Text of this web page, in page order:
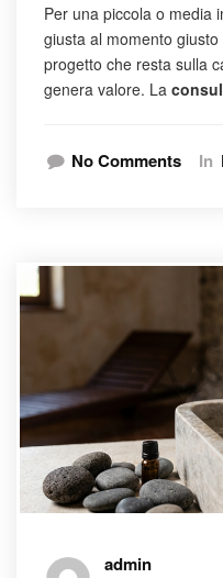
Per una piccola o media
giusta al momento
progetto che resta sulla
genera valore. La
No Comments In
admin